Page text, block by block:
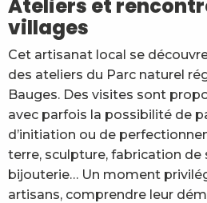
Ateliers et
villages
Cet artisanat local se
des ateliers du Parc naturel
Bauges. Des visites sont
avec parfois la possibilité de
d’initiation ou de
terre, sculpture, fabrication de
bijouterie… Un moment
artisans, comprendre leur